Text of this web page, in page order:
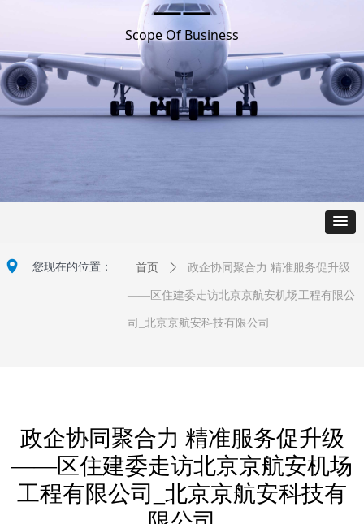
——
Scope Of Business
넹 您现在的位置： 首页 ꄲ 政企协同聚合力 精准服务促升级
——区住建委走访北京京航安机场工程有限公
司_北京京航安科技有限公司
政企协同聚合力 精准服务促升级
——区住建委走访北京京航安机场
工程有限公司_北京京航安科技有